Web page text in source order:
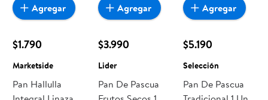
$1.790
Marketside
Pan Hallulla
Agregar
$3.990
Lider
Pan De Pascua
Agregar
$5.190
Selección
Pan De Pascua
Agregar